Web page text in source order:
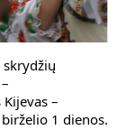
–
1 dienos.